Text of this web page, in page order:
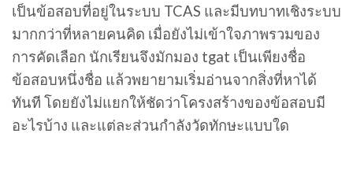
เป็นข้อสอบที่อยู่ในระบบ TCAS และมีบทบาทเชิงระบบ
มากกว่าที่หลายคนคิด เมื่อยังไม่เข้าใจภาพรวมของ
การคัดเลือก นักเรียนจึงมักมอง tgat เป็นเพียงชื่อ
ข้อสอบหนึ่งชื่อ แล้วพยายามเริ่มอ่านจากสิ่งที่หาได้
ทันที โดยยังไม่แยกให้ชัดว่าโครงสร้างของข้อสอบมี
อะไรบ้าง และแต่ละส่วนกำลังวัดทักษะแบบใด